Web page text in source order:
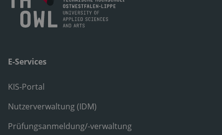
E-Services
KIS-Portal
Nutzerverwaltung (IDM)
Prüfungsanmeldung/-verwaltung